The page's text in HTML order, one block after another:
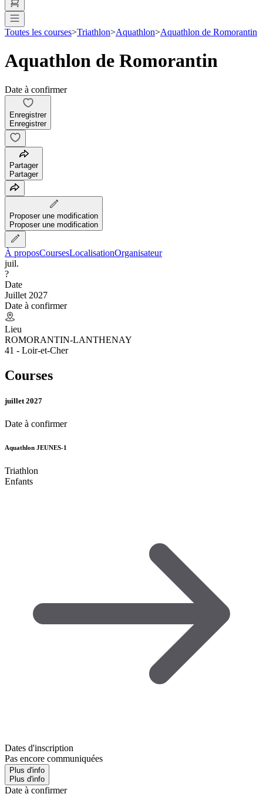
Toutes les courses>Triathlon>Aquathlon>Aquathlon de Romorantin
Aquathlon de Romorantin
Date à confirmer
Enregistrer
Enregistrer
Partager
Partager
Proposer une modification
Proposer une modification
À proposCoursesLocalisationOrganisateur
juil.
?
Date
Juillet 2027
Date à confirmer
Lieu
ROMORANTIN-LANTHENAY
41 - Loir-et-Cher
Courses
juillet 2027
Date à confirmer
Aquathlon JEUNES-1
Triathlon
Enfants
Dates d'inscription
Pas encore communiquées
Plus d'info
Plus d'info
Date à confirmer